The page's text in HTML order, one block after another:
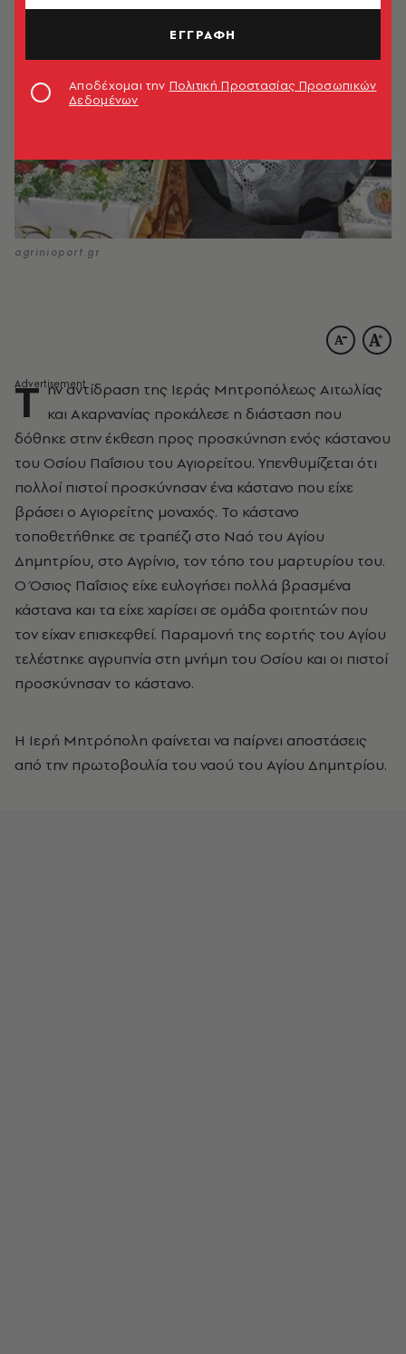
agrinioport.gr
Τ ην αντίδραση της Ιεράς Μητροπόλεως Αιτωλίας
και Ακαρνανίας προκάλεσε η διάσταση που
δόθηκε στην έκθεση προς προσκύνηση ενός κάστανου
του Οσίου Παΐσιου του Αγιορείτου. Υπενθυμίζεται ότι
πολλοί πιστοί προσκύνησαν ένα κάστανο που είχε
βράσει ο Αγιορείτης μοναχός. Το κάστανο
τοποθετήθηκε σε τραπέζι στο Ναό του Αγίου
Δημητρίου, στο Αγρίνιο, τον τόπο του μαρτυρίου του.
Ο Όσιος Παΐσιος είχε ευλογήσει πολλά βρασμένα
κάστανα και τα είχε χαρίσει σε ομάδα φοιτητών που
τον είχαν επισκεφθεί. Παραμονή της εορτής του Αγίου
τελέστηκε αγρυπνία στη μνήμη του Οσίου και οι πιστοί
προσκύνησαν το κάστανο.
Η Ιερή Μητρόπολη φαίνεται να παίρνει αποστάσεις
από την πρωτοβουλία του ναού του Αγίου Δημητρίου.
ΕΓΓΡΑΦΗ
Αποδέχομαι την Πολιτική Προστασίας Προσωπικών
Δεδομένων